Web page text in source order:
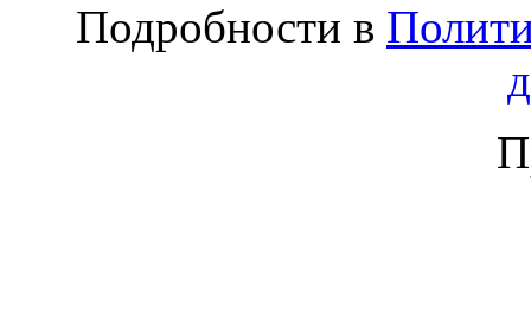
Подробности в